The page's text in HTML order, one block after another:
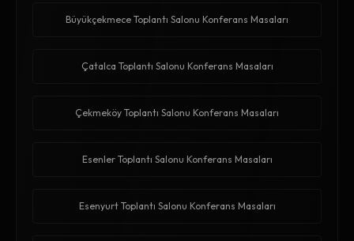
Büyükçekmece Toplantı Salonu Konferans Masaları
Çatalca Toplantı Salonu Konferans Masaları
Çekmeköy Toplantı Salonu Konferans Masaları
Esenler Toplantı Salonu Konferans Masaları
Esenyurt Toplantı Salonu Konferans Masaları